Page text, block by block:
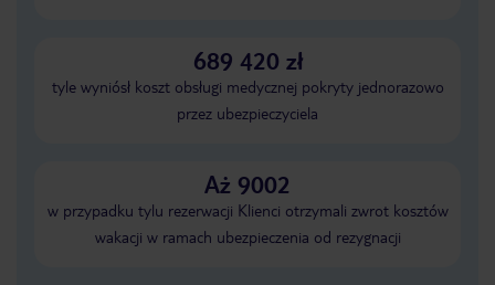
689 420 zł
tyle wyniósł koszt obsługi medycznej pokryty jednorazowo
przez ubezpieczyciela
Aż 9002
w przypadku tylu rezerwacji Klienci otrzymali zwrot kosztów
wakacji w ramach ubezpieczenia od rezygnacji